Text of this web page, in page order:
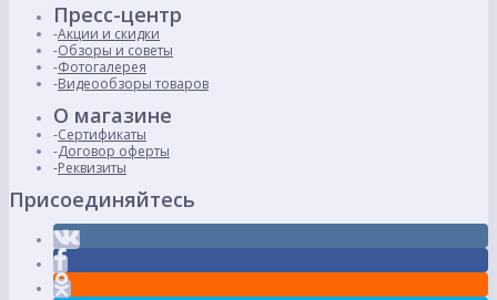
Пресс-центр
Акции и скидки
Обзоры и советы
Фотогалерея
Видеообзоры товаров
О магазине
Сертификаты
Договор оферты
Реквизиты
Присоединяйтесь